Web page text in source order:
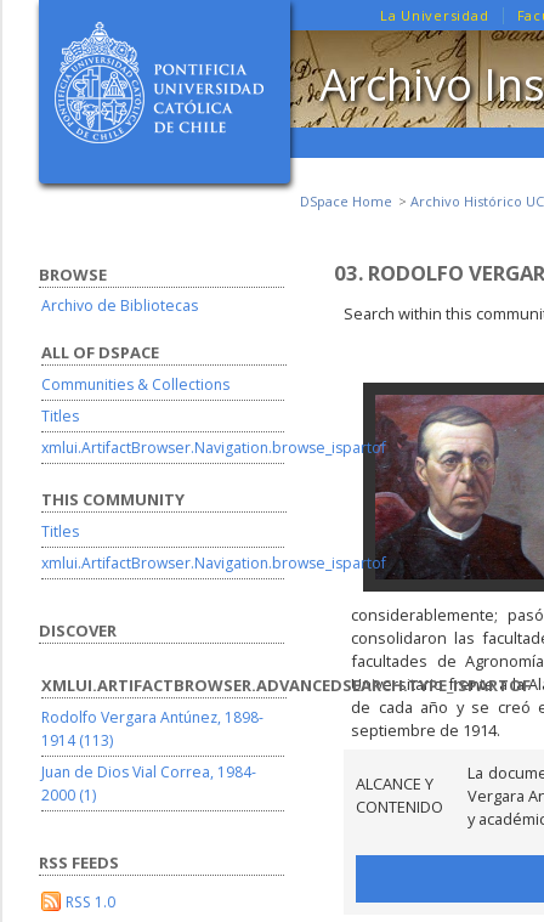
La Universidad
Archivo
DSpace Home Archivo Histórico UC
03. RODOLFO
Search within this
considerablemente;
consolidaron las
facultades de
Universitario frente a la
de cada año y se creó
septiembre de 1914.
ALCANCE Y
CONTENIDO
La
Vergara
y
BROWSE
Archivo de Bibliotecas
ALL OF DSPACE
Communities & Collections
Titles
xmlui.ArtifactBrowser.Navigation.browse_ispartof
THIS COMMUNITY
Titles
xmlui.ArtifactBrowser.Navigation.browse_ispartof
DISCOVER
XMLUI.ARTIFACTBROWSER.ADVANCEDSEARCH.TYPE_ISPARTOF
Rodolfo Vergara Antúnez, 1898-
1914 (113)
Juan de Dios Vial Correa, 1984-
2000 (1)
RSS FEEDS
RSS 1.0